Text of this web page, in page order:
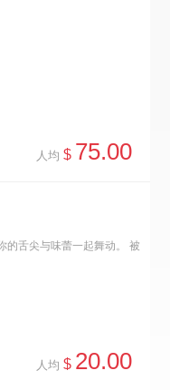
人均 $ 75.00
的舌尖与味蕾一起舞动。 被
人均 $ 20.00